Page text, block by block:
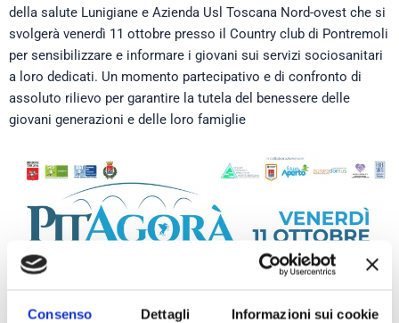
Consenso Dettagli Informazioni sui cookie
della salute Lunigiane e Azienda Usl Toscana Nord-ovest che si
svolgerà venerdì 11 ottobre presso il Country club di Pontremoli
per sensibilizzare e informare i giovani sui servizi sociosanitari
a loro dedicati. Un momento partecipativo e di confronto di
assoluto rilievo per garantire la tutela del benessere delle
giovani generazioni e delle loro famiglie